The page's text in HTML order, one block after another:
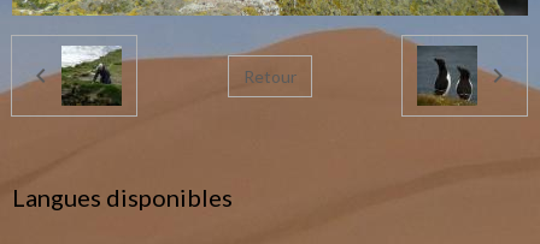
Retour
Langues disponibles